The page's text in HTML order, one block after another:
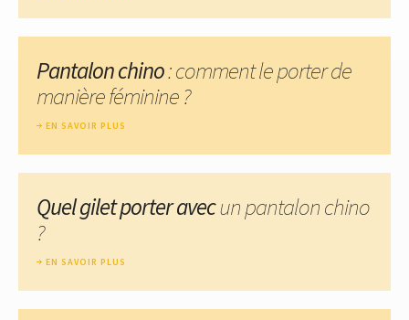
Pantalon chino: comment le porter de
manière féminine ?
EN SAVOIR PLUS
Quel gilet porter avecun pantalon chino
?
EN SAVOIR PLUS